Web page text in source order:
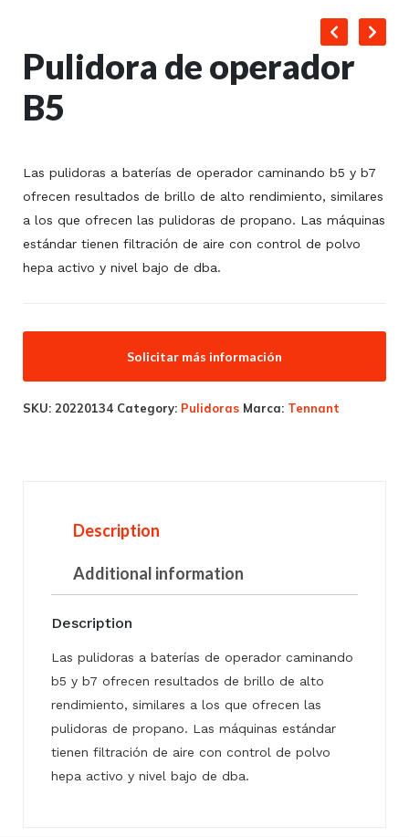
Pulidora de operador
B5
Las pulidoras a baterías de operador caminando b5 y b7
ofrecen resultados de brillo de alto rendimiento, similares
a los que ofrecen las pulidoras de propano. Las máquinas
estándar tienen filtración de aire con control de polvo
hepa activo y nivel bajo de dba.
Solicitar más información
SKU: 20220134 Category: Pulidoras Marca: Tennant
Description
Additional information
Description
Las pulidoras a baterías de operador caminando
b5 y b7 ofrecen resultados de brillo de alto
rendimiento, similares a los que ofrecen las
pulidoras de propano. Las máquinas estándar
tienen filtración de aire con control de polvo
hepa activo y nivel bajo de dba.